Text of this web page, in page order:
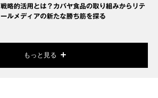
戦略的活用とは？カバヤ食品の取り組みからリテ
ールメディアの新たな勝ち筋を探る
もっと見る